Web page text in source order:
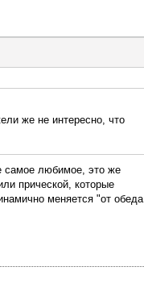
же не интересно, что
самое любимое, это же
прической, которые
меняется "от обеда